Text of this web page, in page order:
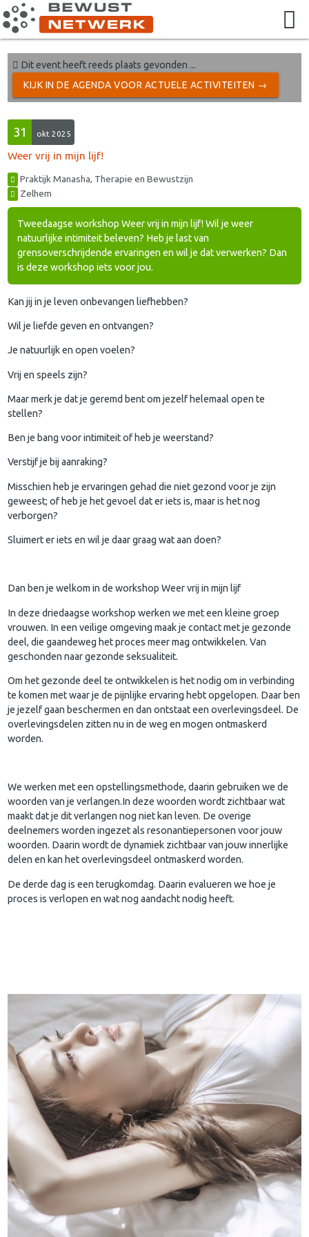
Dit event heeft reeds plaats gevonden ...
KIJK IN DE AGENDA VOOR ACTUELE ACTIVITEITEN →
31 okt 2025
Weer vrij in mijn lijf!
Praktijk Manasha, Therapie en Bewustzijn
Zelhem
Tweedaagse workshop Weer vrij in mijn lijf! Wil je weer
natuurlijke intimiteit beleven? Heb je last van
grensoverschrijdende ervaringen en wil je dat verwerken? Dan
is deze workshop iets voor jou.
Kan jij in je leven onbevangen liefhebben?
Wil je liefde geven en ontvangen?
Je natuurlijk en open voelen?
Vrij en speels zijn?
Maar merk je dat je geremd bent om jezelf helemaal open te
stellen?
Ben je bang voor intimiteit of heb je weerstand?
Verstijf je bij aanraking?
Misschien heb je ervaringen gehad die niet gezond voor je zijn
geweest; of heb je het gevoel dat er iets is, maar is het nog
verborgen?
Sluimert er iets en wil je daar graag wat aan doen?
Dan ben je welkom in de workshop Weer vrij in mijn lijf
In deze driedaagse workshop werken we met een kleine groep
vrouwen. In een veilige omgeving maak je contact met je gezonde
deel, die gaandeweg het proces meer mag ontwikkelen. Van
geschonden naar gezonde seksualiteit.
Om het gezonde deel te ontwikkelen is het nodig om in verbinding
te komen met waar je de pijnlijke ervaring hebt opgelopen. Daar ben
je jezelf gaan beschermen en dan ontstaat een overlevingsdeel. De
overlevingsdelen zitten nu in de weg en mogen ontmaskerd
worden.
We werken met een opstellingsmethode, daarin gebruiken we de
woorden van je verlangen.In deze woorden wordt zichtbaar wat
maakt dat je dit verlangen nog niet kan leven. De overige
deelnemers worden ingezet als resonantiepersonen voor jouw
woorden. Daarin wordt de dynamiek zichtbaar van jouw innerlijke
delen en kan het overlevingsdeel ontmaskerd worden.
De derde dag is een terugkomdag. Daarin evalueren we hoe je
proces is verlopen en wat nog aandacht nodig heeft.